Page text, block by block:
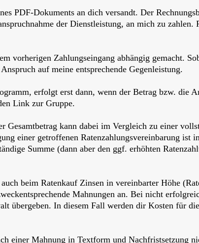
PDF-Dokuments an dich versandt. Der
der Dienstleistung, an mich zu zahlen.
vorherigen Zahlungseingang abhängig gemacht.
auf meine entsprechende Gegenleistung.
erfolgt erst dann, wenn der Betrag bzw. die
Link zur Gruppe.
kann dabei im Vergleich zu einer
einer getroffenen Ratenzahlungsvereinbarung ist
Summe (dann aber den ggf. erhöhten
beim Ratenkauf Zinsen in vereinbarter Höhe
Mahnungen an. Bei nicht
übergeben. In diesem Fall werden dir Kosten für
einer Mahnung in Textform und Nachfristsetzung